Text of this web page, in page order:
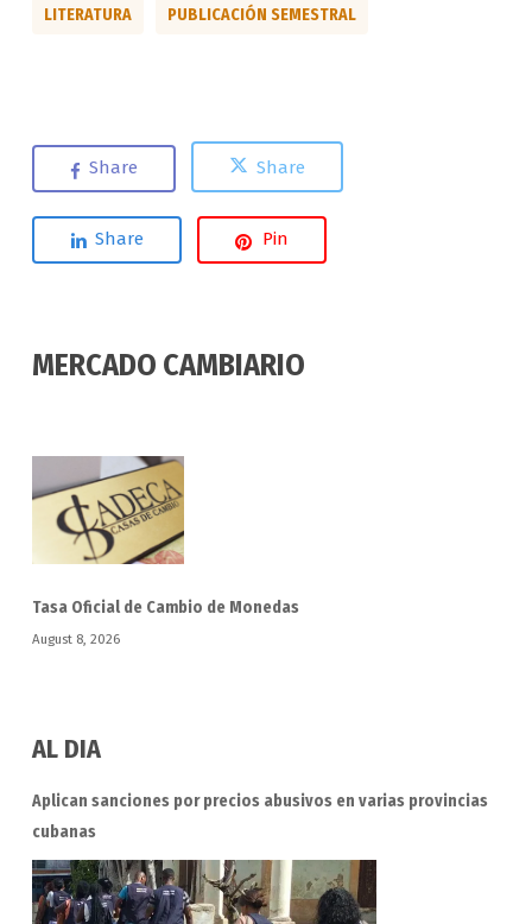
LITERATURA PUBLICACIÓN SEMESTRAL
Share Share
Share Pin
MERCADO CAMBIARIO
Tasa Oficial de Cambio de Monedas
August 8, 2026
AL DIA
Aplican sanciones por precios abusivos en varias provincias
cubanas